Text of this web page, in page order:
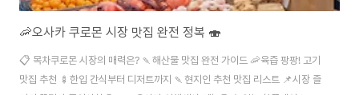
🦐오사카 쿠로몬 시장 맛집 완전 정복 🍣
📋 목차쿠로몬 시장의 매력은? 🍡해산물 맛집 완전 가이드 🦐육즙 팡팡! 고기
맛집 추천 🍢한입 간식부터 디저트까지 🍡현지인 추천 맛집 리스트 📌시장 즐